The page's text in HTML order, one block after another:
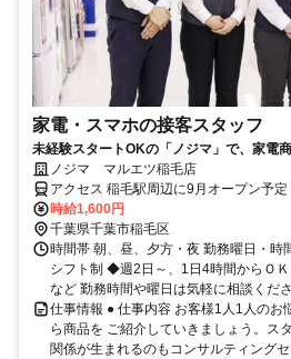
家電・スマホの接客スタッフ
未経験スタートOKの「ノジマ」で、家電
近な商品で、覚えやすい◎
ノジマ マルエツ稲毛店
アクセス 稲毛駅周辺に9月オープン予定
時給1,600円
千葉県千葉市稲毛区
時間帯 朝、昼、夕方・夜 勤務曜日・時
シフト制 ◆週2日～、1日4時間からＯ
など 勤務時間や曜日は気軽に相談くだ
仕事情報 ● 仕事内容 お客様1人1人のお
ら商品を ご紹介していきましょう。ス
関係が生まれるのもコンサルティング